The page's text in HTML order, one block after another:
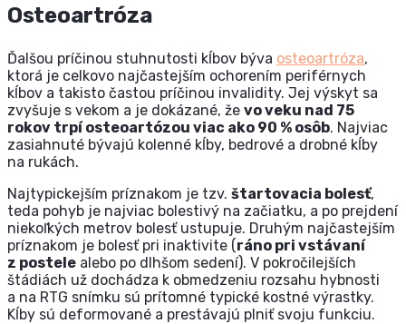
Osteoartróza
Ďalšou príčinou stuhnutosti kĺbov býva osteoartróza,
ktorá je celkovo najčastejším ochorením periférnych
kĺbov a takisto častou príčinou invalidity. Jej výskyt sa
zvyšuje s vekom a je dokázané, že vo veku nad 75
rokov trpí osteoartózou viac ako 90 % osôb. Najviac
zasiahnuté bývajú kolenné kĺby, bedrové a drobné kĺby
na rukách.
Najtypickejším príznakom je tzv. štartovacia bolesť,
teda pohyb je najviac bolestivý na začiatku, a po prejdení
niekoľkých metrov bolesť ustupuje. Druhým najčastejším
príznakom je bolesť pri inaktivite (ráno pri vstávaní
z postele alebo po dlhšom sedení). V pokročilejších
štádiách už dochádza k obmedzeniu rozsahu hybnosti
a na RTG snímku sú prítomné typické kostné výrastky.
Kĺby sú deformované a prestávajú plniť svoju funkciu.